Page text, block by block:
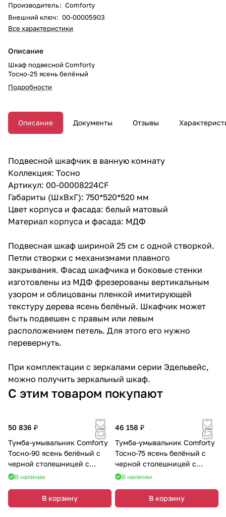
Производитель: Comforty
Внешний ключ: 00-00005903
Все характеристики
Описание
Шкаф подвесной Comforty
Тосно-25 ясень белёный
Подробности
Описание Документы Отзывы
Подвесной шкафчик в ванную комнату
Коллекция: Тосно
Артикул: 00-00008224CF
Габариты (ШхВхГ): 750*520*520 мм
Цвет корпуса и фасада: белый матовый
Материал корпуса и фасада: МДФ
Подвесная шкаф шириной 25 см с одной створкой.
Петли створки с механизмами плавного
закрывания. Фасад шкафчика и боковые стенки
изготовлены из МДФ фрезерованы вертикальным
узором и облицованы пленкой имитирующей
текстуру дерева ясень белёный. Шкафчик может
быть подвешен с правым или левым
расположением петель. Для этого его нужно
перевернуть.
При комплектации с зеркалами серии Эдельвейс,
можно получить зеркальный шкаф.
С этим товаром покупают
50 836 ₽
Тумба-умывальник Comforty
Тосно-90 ясень белёный с
черной столешницей c
раковиной 9110
В наличии
В корзину
46 158 ₽
Тумба-умывальник Comforty
Тосно-75 ясень белёный с
черной столешницей c
раковиной 9110
В наличии
В корзину